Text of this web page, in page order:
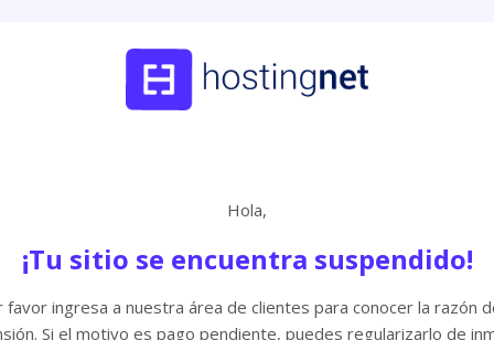
Hola,
¡Tu sitio se encuentra suspendido!
favor ingresa a nuestra área de clientes para conocer la razón
Si el motivo es pago pendiente, puedes regularizarlo de